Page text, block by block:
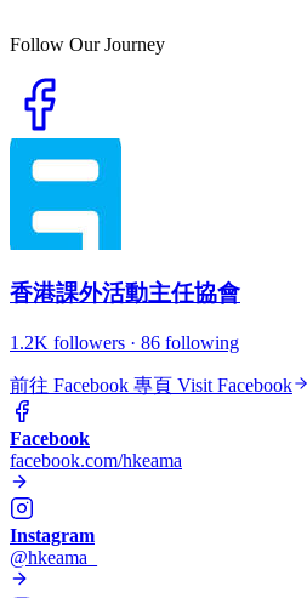
Follow Our Journey
Facebook
facebook.com/hkeama
Instagram
@hkeama_